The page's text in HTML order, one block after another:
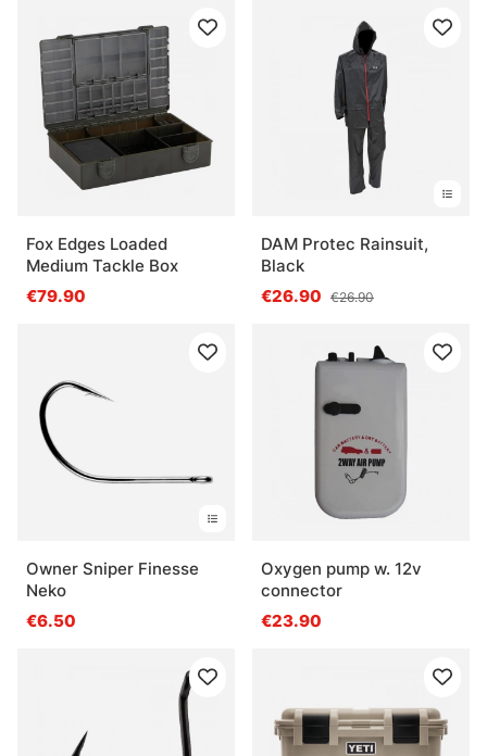
Fox Edges Loaded
Medium Tackle Box
€79.90
DAM Protec Rainsuit,
Black
€26.90 €26.90
Owner Sniper Finesse
Neko
€6.50
Oxygen pump w. 12v
connector
€23.90